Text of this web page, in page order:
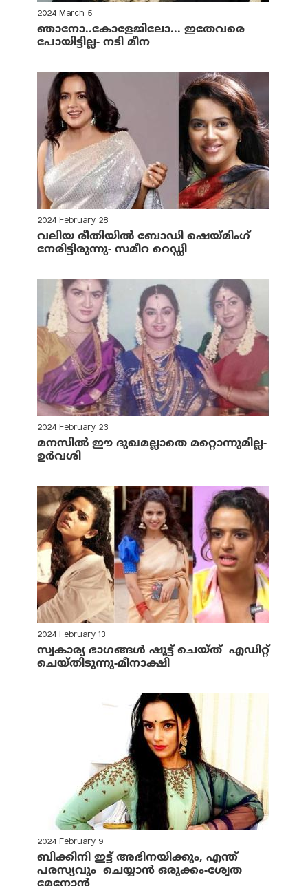
2024 March 5
ഞാനോ..കോളേജിലോ... ഇതേവരെ
പോയിട്ടില്ല- നടി മീന
2024 February 28
വലിയ രീതിയില്‍ ബോഡി ഷെയ്മിംഗ്
നേരിട്ടിരുന്നു- സമീറ റെഡ്ഡി
2024 February 23
മനസില്‍ ഈ ദുഖമല്ലാതെ മറ്റൊന്നുമില്ല-
ഉര്‍വശി
2024 February 13
സ്വകാര്യ ഭാഗങ്ങള്‍ ഷൂട്ട് ചെയ്ത് എഡിറ്റ്
ചെയ്തിടുന്നു-മീനാക്ഷി
2024 February 9
ബിക്കിനി ഇട്ട് അഭിനയിക്കും, എന്ത്
പരസ്യവും ചെയ്യാന്‍ ഒരുക്കം-ശ്വേത